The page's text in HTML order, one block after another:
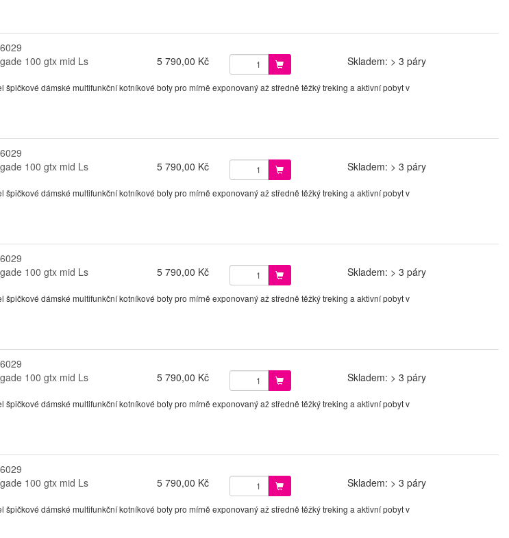
100 gtx mid Ls
5 790,00 Kč Skladem: > 3 páry
špičkové dámské multifunkční kotníkové boty pro mírně exponovaný až středně těžký treking a aktivní pobyt v
100 gtx mid Ls
5 790,00 Kč Skladem: > 3 páry
špičkové dámské multifunkční kotníkové boty pro mírně exponovaný až středně těžký treking a aktivní pobyt v
100 gtx mid Ls
5 790,00 Kč Skladem: > 3 páry
špičkové dámské multifunkční kotníkové boty pro mírně exponovaný až středně těžký treking a aktivní pobyt v
100 gtx mid Ls
5 790,00 Kč Skladem: > 3 páry
špičkové dámské multifunkční kotníkové boty pro mírně exponovaný až středně těžký treking a aktivní pobyt v
100 gtx mid Ls
5 790,00 Kč Skladem: > 3 páry
špičkové dámské multifunkční kotníkové boty pro mírně exponovaný až středně těžký treking a aktivní pobyt v